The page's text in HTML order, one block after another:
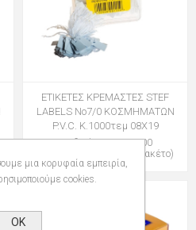
ΕΤΙΚΕΤΕΣ ΚΡΕΜΑΣΤΕΣ STEF
LABELS Νο7/0 ΚΟΣΜΗΜΑΤΩΝ
P.V.C. Κ.1000τεμ 08Χ19
Κωδικός: 011710000
Ελάχιστη Ποσότητα: 1 (Πακέτο)
μια κορυφαία εμπειρία,
cookies.
OK